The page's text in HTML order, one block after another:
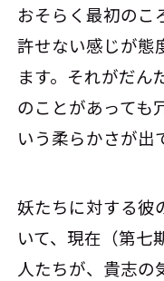
おそらく最初のこ
許せない感じが態
ます。それがだん
のことがあっても
いう柔らかさが出
妖たちに対する彼
いて、現在（第七
人たちが、貴志の